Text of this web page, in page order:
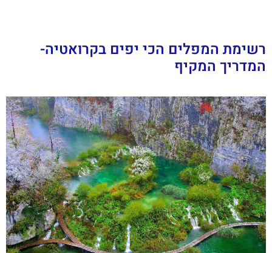
רשימת המפלים הכי יפים בקרואטיה-
המדריך המקיף